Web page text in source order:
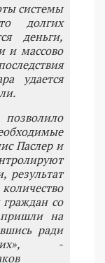
системы
долгих
деньги,
и массово
удается
Паслер и
результат
со
пришли на
ради
-